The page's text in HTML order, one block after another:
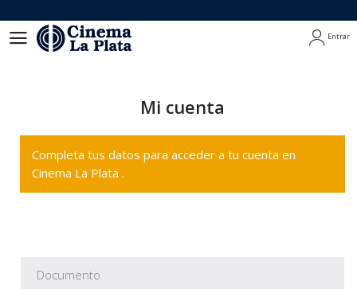
Entrar
Mi cuenta
Completa tus datos para acceder a tu cuenta en
Cinema La Plata .